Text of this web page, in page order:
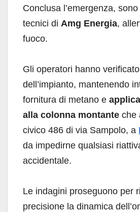
Conclusa l’emergenza,
tecnici di Amg Energia,
fuoco.
Gli operatori hanno
dell’impianto, mantenendo
fornitura di metano e
alla colonna montante che
civico 486 di via Sampolo, a
da impedirne qualsiasi
accidentale.
Le indagini proseguono per
precisione la dinamica